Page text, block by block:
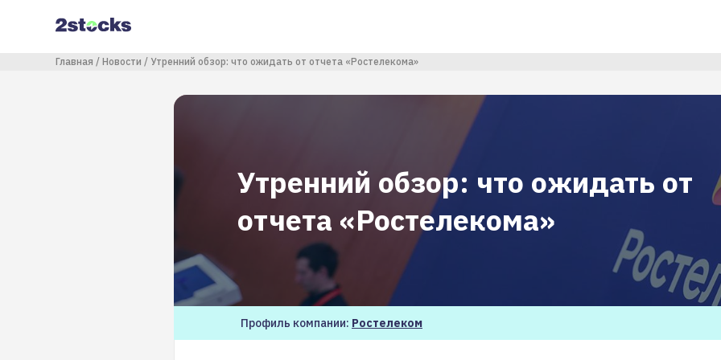
содержанию
Строка навигации
Главная Новости Утренний обзор: что ожидать от отчета «Ростелекома»
Утренний обзор: что ожидать от
отчета «Ростелекома»
Профиль компании: Ростелеком